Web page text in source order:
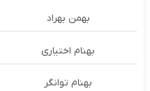
بهمن بهراد
بهنام اختیاری
بهنام توانگر